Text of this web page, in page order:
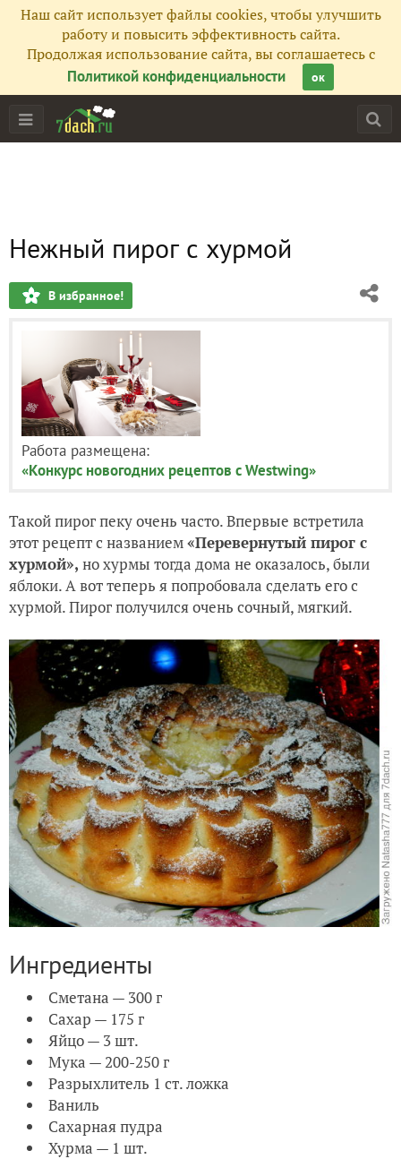
Наш сайт использует файлы cookies, чтобы улучшить
работу и повысить эффективность сайта.
Продолжая использование сайта, вы соглашаетесь с
Политикой конфиденциальности
ок
Нежный пирог с хурмой
В избранное!
Работа размещена:
«Конкурс новогодних рецептов с Westwing»
Такой пирог пеку очень часто. Впервые встретила
этот рецепт с названием«Перевернутый пирог с
хурмой», но хурмы тогда дома не оказалось, были
яблоки. А вот теперь я попробовала сделать его с
хурмой. Пирог получился очень сочный, мягкий.
Ингредиенты
Сметана — 300 г
Сахар — 175 г
Яйцо — 3 шт.
Мука — 200-250 г
Разрыхлитель 1 ст. ложка
Ваниль
Сахарная пудра
Хурма — 1 шт.